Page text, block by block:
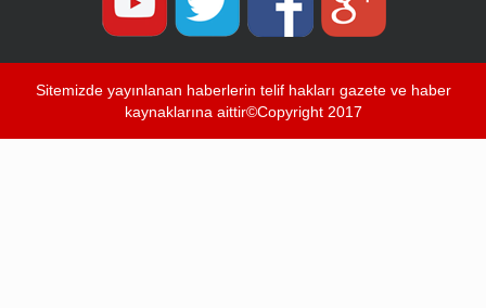
Sitemizde yayınlanan haberlerin telif hakları gazete ve haber
kaynaklarına aittir©Copyright 2017